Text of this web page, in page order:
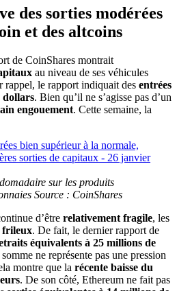
des sorties modérées
et des altcoins
de CoinShares montrait
au niveau de ses véhicules
rappel, le rapport indiquait des entrées
dollars. Bien qu’il ne s’agisse pas d’un
engouement. Cette semaine, la
sur les produits
Source : CoinShares
d’être relativement fragile, les
frileux. De fait, le dernier rapport de
équivalents à 25 millions de
ne représente pas une pression
montre que la récente baisse du
. De son côté, Ethereum ne fait pas